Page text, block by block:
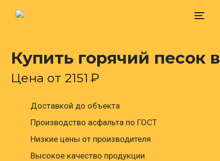
Главная
Доставка
Цена
Контакты
Купить горячий песок
Цена от2151 ₽
Доставкой до объекта
Производство асфальта по ГОСТ
Низкие цены от производителя
Высокое качество продукции